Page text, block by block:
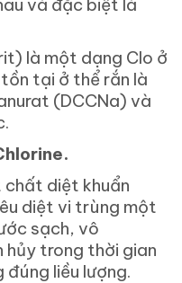
và đặc biệt là
là một dạng Clo ở
tại ở thể rắn là
(DCCNa) và
chất diệt khuẩn
diệt vi trùng một
sạch, vô
hủy trong thời gian
đúng liều lượng.